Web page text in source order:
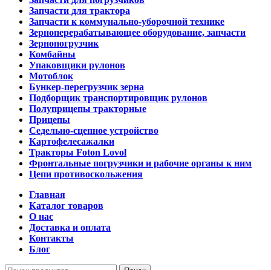
Запчасти для трактора
Запчасти к коммунально-уборочной технике
Зерноперерабатывающее оборудование, запчасти
Зернопогрузчик
Комбайны
Упаковщики рулонов
Мотоблок
Бункер-перегрузчик зерна
Подборщик транспортировщик рулонов
Полуприцепы тракторные
Прицепы
Седельно-сцепное устройство
Картофелесажалки
Тракторы Foton Lovol
Фронтальные погрузчики и рабочие органы к ним
Цепи противоскольжения
Главная
Каталог товаров
О нас
Доставка и оплата
Контакты
Блог